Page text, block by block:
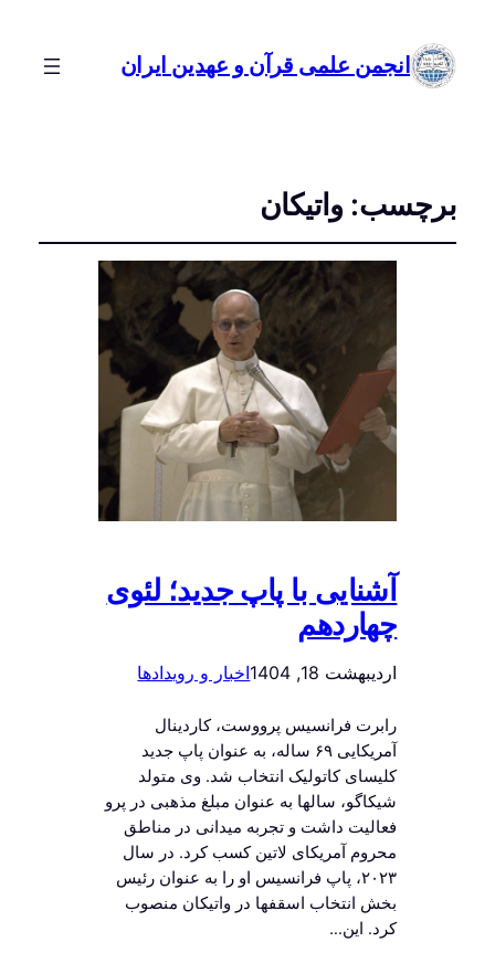
انجمن علمی قرآن و عهدین ایران
برچسب: واتیکان
آشنایی با پاپ جدید؛ لئوی
چهاردهم
اردیبهشت 18, 1404 اخبار و رویدادها
رابرت فرانسیس پرووست، کاردینال
آمریکایی ۶۹ ساله، به عنوان پاپ جدید
کلیسای کاتولیک انتخاب شد. وی متولد
شیکاگو، سالها به عنوان مبلغ مذهبی در پرو
فعالیت داشت و تجربه میدانی در مناطق
محروم آمریکای لاتین کسب کرد. در سال
۲۰۲۳، پاپ فرانسیس او را به عنوان رئیس
بخش انتخاب اسقفها در واتیکان منصوب
کرد. این…